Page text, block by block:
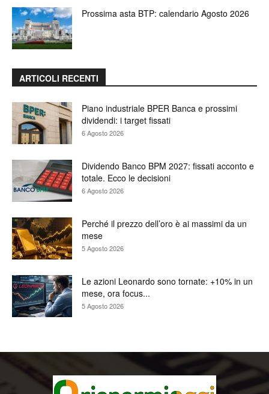
Prossima asta BTP: calendario Agosto 2026
ARTICOLI RECENTI
Piano industriale BPER Banca e prossimi
dividendi: i target fissati
6 Agosto 2026
Dividendo Banco BPM 2027: fissati acconto e
totale. Ecco le decisioni
6 Agosto 2026
Perché il prezzo dell’oro è ai massimi da un
mese
5 Agosto 2026
Le azioni Leonardo sono tornate: +10% in un
mese, ora focus...
5 Agosto 2026